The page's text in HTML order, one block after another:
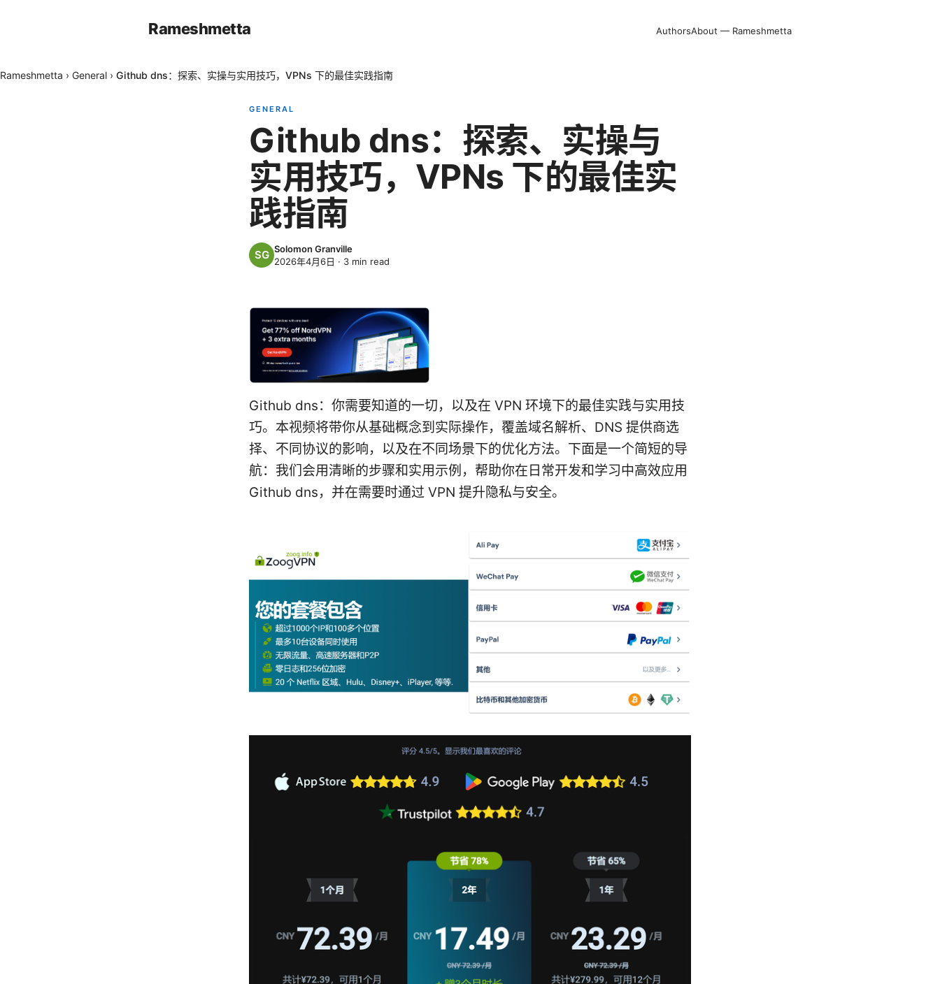
Rameshmetta AuthorsAbout — Rameshmetta
Rameshmetta › General › Github dns：探索、实操与实用技巧，VPNs 下的最佳实践指南
GENERAL
Github dns：探索、实操与
实用技巧，VPNs 下的最佳实
践指南
Solomon Granville
2026年4月6日 · 3 min read
Github dns：你需要知道的一切，以及在 VPN 环境下的最佳实践与实用技
巧。本视频将带你从基础概念到实际操作，覆盖域名解析、DNS 提供商选
择、不同协议的影响，以及在不同场景下的优化方法。下面是一个简短的导
航：我们会用清晰的步骤和实用示例，帮助你在日常开发和学习中高效应用
Github dns，并在需要时通过 VPN 提升隐私与安全。